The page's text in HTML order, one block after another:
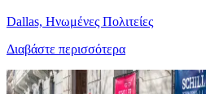
Dallas, Ηνωμένες Πολιτείες
Διαβάστε περισσότερα